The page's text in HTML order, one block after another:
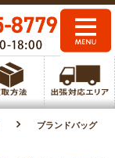
ブランドバッグ